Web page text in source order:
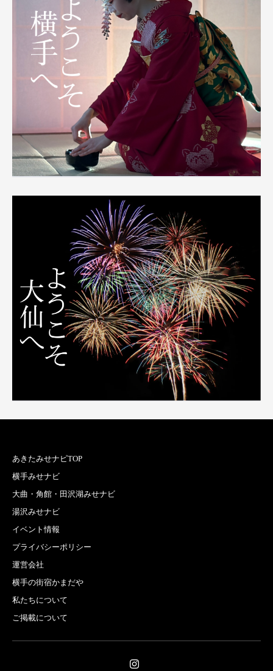
あきたみせナビTOP
横手みせナビ
大曲・角館・田沢湖みせナビ
湯沢みせナビ
イベント情報
プライバシーポリシー
運営会社
横手の街宿かまだや
私たちについて
ご掲載について